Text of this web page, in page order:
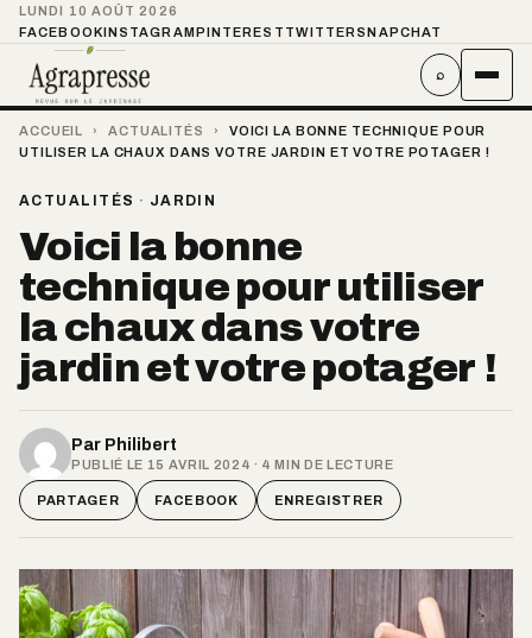
LUNDI 10 AOÛT 2026
FACEBOOKINSTAGRAMPINTEREST TWITTER SNAPCHAT
⌕
ACCUEIL › ACTUALITÉS ›
VOICI LA BONNE TECHNIQUE POUR
UTILISER LA CHAUX DANS VOTRE JARDIN ET VOTRE POTAGER !
ACTUALITÉS · JARDIN
Voici la bonne
technique pour utiliser
la chaux dans votre
jardin et votre potager !
Par Philibert
PUBLIÉ LE 15 AVRIL 2024 · 4 MIN DE LECTURE
PARTAGER FACEBOOK ENREGISTRER